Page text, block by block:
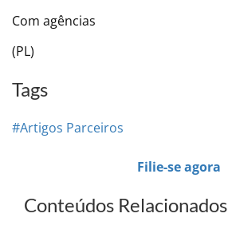
Com agências
(PL)
Tags
#Artigos Parceiros
Filie-se agora
Conteúdos Relacionados